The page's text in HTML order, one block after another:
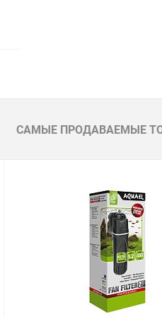
САМЫЕ ПРОДАВАЕМЫЕ